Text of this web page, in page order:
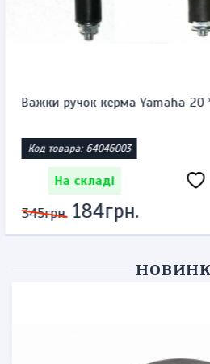
Запальничка бензинова тип
Код товара: 1471864623
На складі
575грн. 276грн.